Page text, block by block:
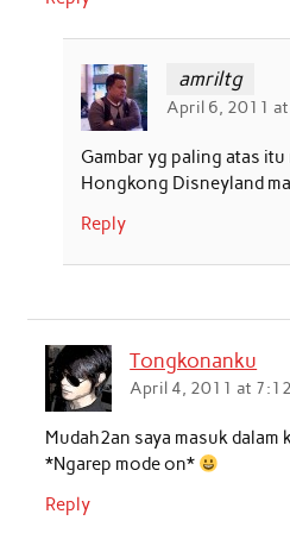
amriltg
April 6, 2011
Gambar yg paling atas
Hongkong Disneyland
Reply
Tongkonanku
April 4, 2011 at
Mudah2an saya masuk
*Ngarep mode on*
Reply